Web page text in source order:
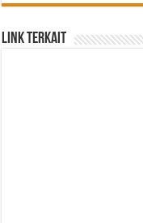
Link Terkait